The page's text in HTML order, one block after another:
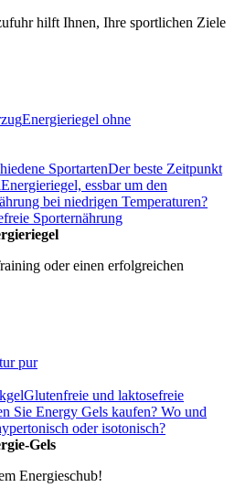
hilft Ihnen, Ihre sportlichen Ziele
Energieriegel ohne
SportartenDer beste Zeitpunkt
Energieriegel, essbar um den
bei niedrigen Temperaturen?
Sporternährung
oder einen erfolgreichen
pur
Glutenfreie und laktosefreie
Sie Energy Gels kaufen? Wo und
oder isotonisch?
Gels
Energieschub!